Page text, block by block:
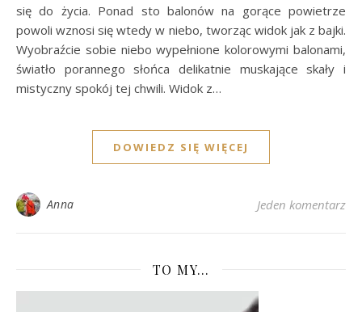
się do życia. Ponad sto balonów na gorące powietrze
powoli wznosi się wtedy w niebo, tworząc widok jak z bajki.
Wyobraźcie sobie niebo wypełnione kolorowymi balonami,
światło porannego słońca delikatnie muskające skały i
mistyczny spokój tej chwili. Widok z…
DOWIEDZ SIĘ WIĘCEJ
Anna Jeden komentarz
TO MY…